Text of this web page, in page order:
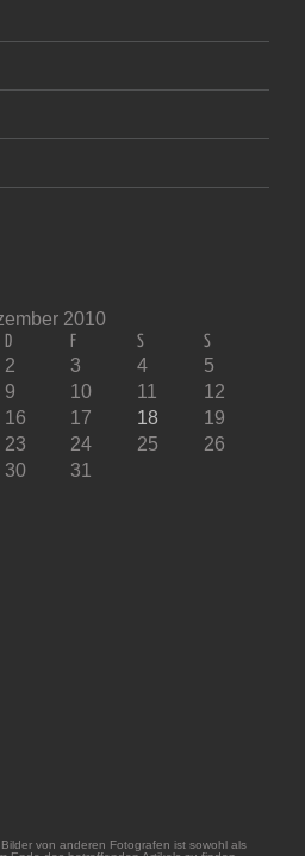
2010
D F S S
2 3 4
5
9 10 11
12
16 17 18
19
23 24 25
26
30
31
von anderen Fotografen ist sowohl als